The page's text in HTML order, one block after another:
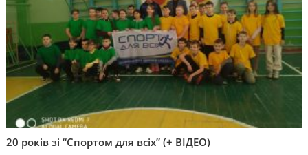
20 років зі “Спортом для всіх” (+ ВІДЕО)